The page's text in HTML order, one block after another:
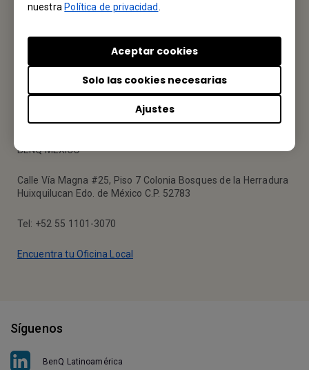
nuestra Política de privacidad
Ajustes
Solo las cookies necesarias
Aceptar cookies
Envíenos un Email
Tu Oficina Local
BENQ MÉXICO
Calle Vía Magna #25, Piso 7 Colonia Bosques de la Herradura
Huixquilucan Edo. de México C.P. 52783
Tel: +52 55 1101-3070
Encuentra tu Oficina Local
Síguenos
BenQ Latinoamérica